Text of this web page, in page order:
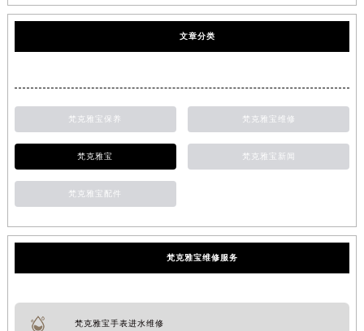
文章分类
梵克雅宝保养 梵克雅宝维修
梵克雅宝 梵克雅宝新闻
梵克雅宝配件
梵克雅宝维修服务
梵克雅宝手表进水维修